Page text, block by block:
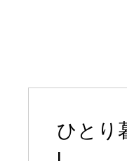
ひとり